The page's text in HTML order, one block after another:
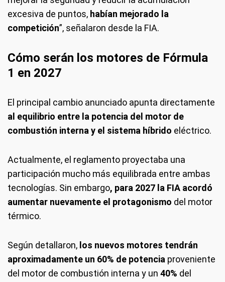
excesiva de puntos, habían mejorado la
competición”, señalaron desde la FIA.
Cómo serán los motores de Fórmula
1 en 2027
El principal cambio anunciado apunta directamente
al equilibrio entre la potencia del motor de
combustión interna y el sistema híbrido eléctrico.
Actualmente, el reglamento proyectaba una
participación mucho más equilibrada entre ambas
tecnologías. Sin embargo, para 2027 la FIA acordó
aumentar nuevamente el protagonismo del motor
térmico.
Según detallaron, los nuevos motores tendrán
aproximadamente un 60% de potencia proveniente
del motor de combustión interna y un 40% del